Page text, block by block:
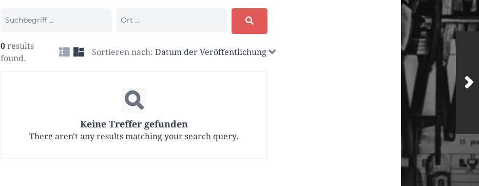
Sortieren nach: Datum der Veröffentlichung
0 results
found.
Keine Treffer gefunden
There aren't any results matching your search query.